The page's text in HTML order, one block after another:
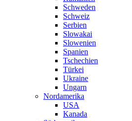
Schweden
Schweiz
Serbien
Slowakai
Slowenien
Spanien
Tschechien
Türkei
Ukraine
Ungarn
Nordamerika
USA
Kanada